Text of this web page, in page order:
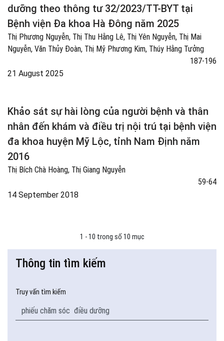
dưỡng theo thông tư 32/2023/TT-BYT tại
Bệnh viện Đa khoa Hà Đông năm 2025
Thị Phương Nguyễn, Thị Thu Hằng Lê, Thị Yên Nguyễn, Thị Mai
Nguyễn, Văn Thủy Đoàn, Thị Mỹ Phương Kim, Thúy Hằng Tưởng
187-196
21 August 2025
Khảo sát sự hài lòng của người bệnh và thân
nhân đến khám và điều trị nội trú tại bệnh viện
đa khoa huyện Mỹ Lộc, tỉnh Nam Định năm
2016
Thị Bích Chà Hoàng, Thị Giang Nguyễn
59-64
14 September 2018
1 - 10 trong số 10 mục
Thông tin tìm kiếm
Truy vấn tìm kiếm